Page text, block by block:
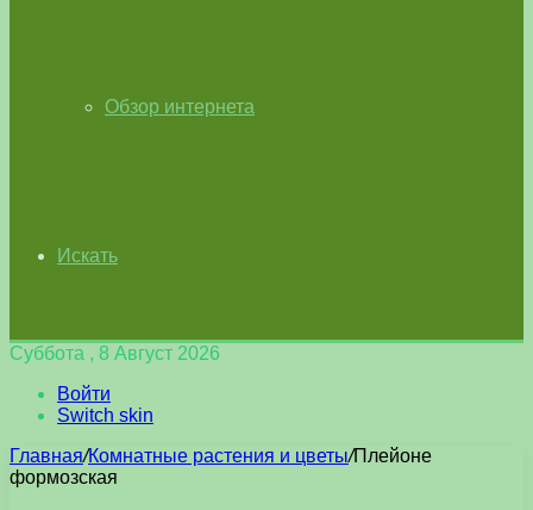
Обзор интернета
Искать
Суббота , 8 Август 2026
Войти
Switch skin
Главная/Комнатные растения и цветы/Плейоне
формозская